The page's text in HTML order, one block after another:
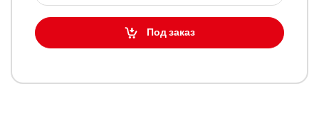
Под заказ